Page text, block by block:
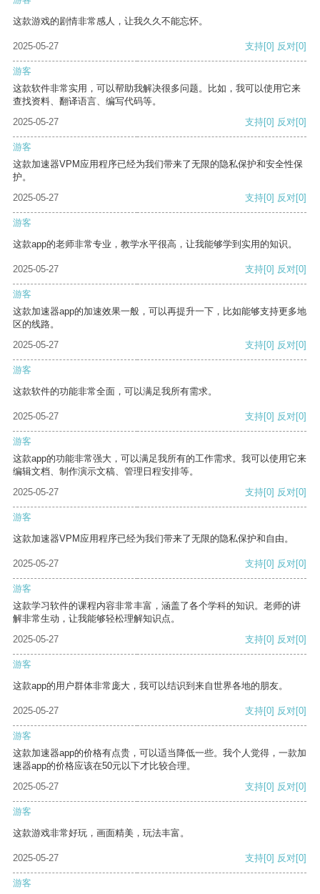
这款游戏的剧情非常感人，让我久久不能忘怀。
2025-05-27 支持[0] 反对[0]
游客
这款软件非常实用，可以帮助我解决很多问题。比如，我可以使用它来
查找资料、翻译语言、编写代码等。
2025-05-27
支持[0] 反对[0]
游客
这款加速器VPM应用程序已经为我们带来了无限的隐私保护和安全性保
护。
2025-05-27
支持[0] 反对[0]
游客
这款app的老师非常专业，教学水平很高，让我能够学到实用的知识。
2025-05-27 支持[0] 反对[0]
游客
这款加速器app的加速效果一般，可以再提升一下，比如能够支持更多地
区的线路。
2025-05-27
支持[0] 反对[0]
游客
这款软件的功能非常全面，可以满足我所有需求。
2025-05-27 支持[0] 反对[0]
游客
这款app的功能非常强大，可以满足我所有的工作需求。我可以使用它来
编辑文档、制作演示文稿、管理日程安排等。
2025-05-27
支持[0] 反对[0]
游客
这款加速器VPM应用程序已经为我们带来了无限的隐私保护和自由。
2025-05-27 支持[0] 反对[0]
游客
这款学习软件的课程内容非常丰富，涵盖了各个学科的知识。老师的讲
解非常生动，让我能够轻松理解知识点。
2025-05-27
支持[0] 反对[0]
游客
这款app的用户群体非常庞大，我可以结识到来自世界各地的朋友。
2025-05-27 支持[0] 反对[0]
游客
这款加速器app的价格有点贵，可以适当降低一些。我个人觉得，一款加
速器app的价格应该在50元以下才比较合理。
2025-05-27
支持[0] 反对[0]
游客
这款游戏非常好玩，画面精美，玩法丰富。
2025-05-27 支持[0] 反对[0]
游客